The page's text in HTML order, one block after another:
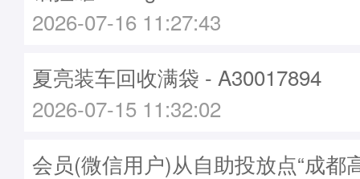
2026-07-16 11:27:43
夏亮装车回收满袋 - A30017894
2026-07-15 11:32:02
会员(微信用户)从自助投放点“成都